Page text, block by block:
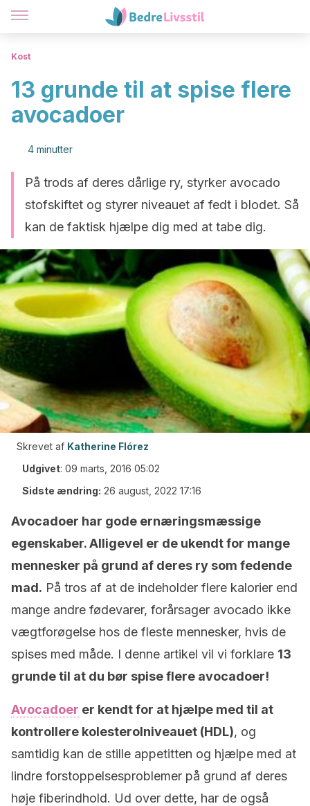
Kost
13 grunde til at spise flere
avocadoer
4 minutter
På trods af deres dårlige ry, styrker avocado
stofskiftet og styrer niveauet af fedt i blodet. Så
kan de faktisk hjælpe dig med at tabe dig.
Skrevet af Katherine Flórez
Udgivet: 09 marts, 2016 05:02
Sidste ændring: 26 august, 2022 17:16
Avocadoer har gode ernæringsmæssige
egenskaber. Alligevel er de ukendt for mange
mennesker på grund af deres ry som fedende
mad. På tros af at de indeholder flere kalorier end
mange andre fødevarer, forårsager avocado ikke
vægtforøgelse hos de fleste mennesker, hvis de
spises med måde. I denne artikel vil vi forklare 13
grunde til at du bør spise flere avocadoer!
Avocadoer er kendt for at hjælpe med til at
kontrollere kolesterolniveauet (HDL), og
samtidig kan de stille appetitten og hjælpe med at
lindre forstoppelsesproblemer på grund af deres
høje fiberindhold. Ud over dette, har de også